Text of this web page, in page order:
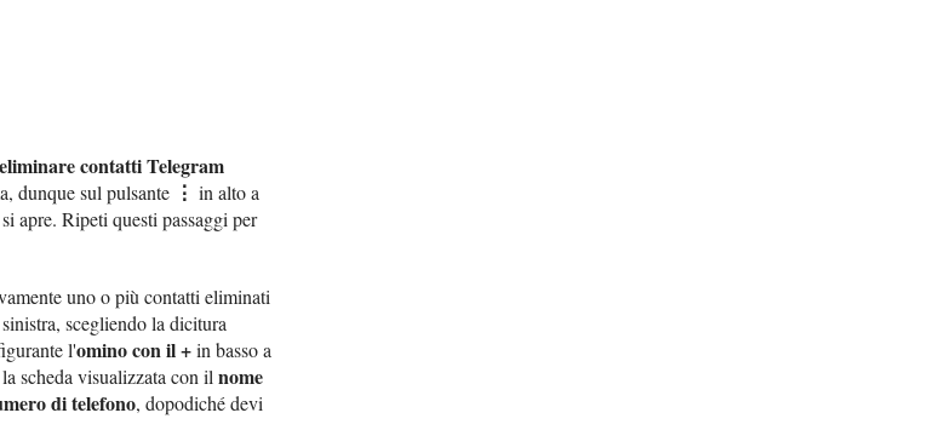
eliminare contatti Telegram
dunque sul pulsante ⋮ in alto a
apre. Ripeti questi passaggi per
uno o più contatti eliminati
scegliendo la dicitura
l'omino con il+in basso a
scheda visualizzata con ilnome
di telefono, dopodiché devi